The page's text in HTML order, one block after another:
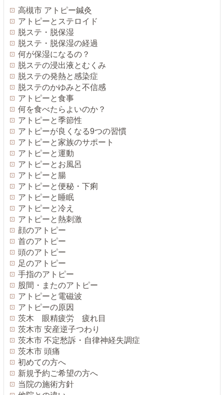
高槻市 アトピー鍼灸
アトピーとステロイド
脱ステ・脱保湿
脱ステ・脱保湿の経過
何が保湿になるの？
脱ステの浸出液とむくみ
脱ステの発熱と感染症
脱ステのかゆみと不信感
アトピーと食事
何を食べたらよいのか？
アトピーと季節性
アトピーが良くなる9つの習慣
アトピーと家族のサポート
アトピーと運動
アトピーとお風呂
アトピーと腸
アトピーと便秘・下痢
アトピーと睡眠
アトピーと冷え
アトピーと熱刺激
顔のアトピー
首のアトピー
頭のアトピー
足のアトピー
手指のアトピー
股間・またのアトピー
アトピーと電磁波
アトピーの原因
茨木 眼精疲労 疲れ目
茨木市 安産逆子つわり
茨木市 不定愁訴・自律神経失調症
茨木市 頭痛
初めての方へ
新規予約ご希望の方へ
当院の施術方針